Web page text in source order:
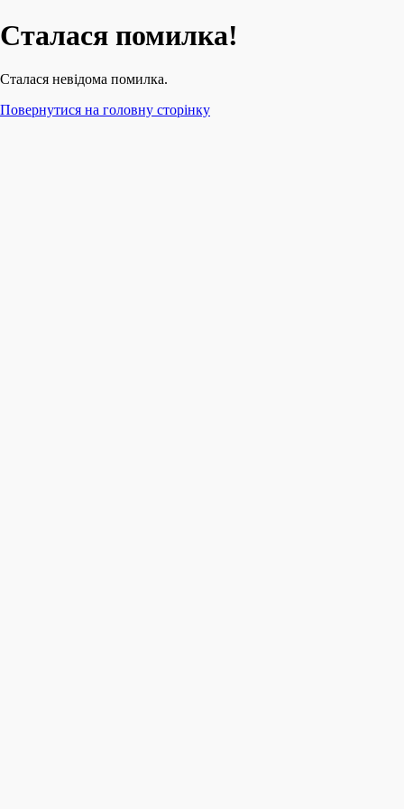
Сталася помилка!
Сталася невідома помилка.
Повернутися на головну сторінку